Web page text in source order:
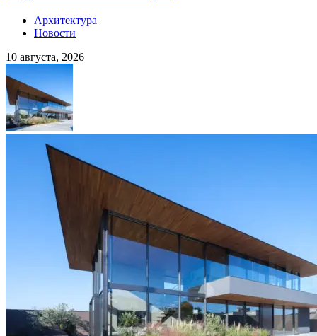
Архитектура
Новости
10 августа, 2026